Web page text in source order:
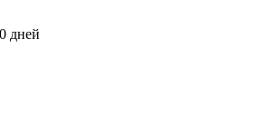
дней